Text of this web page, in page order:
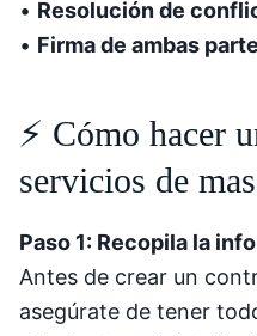
• Resolución de
• Firma de ambas
⚡ Cómo hacer
servicios de
Paso 1: Recopila la
Antes de crear un
asegúrate de tener